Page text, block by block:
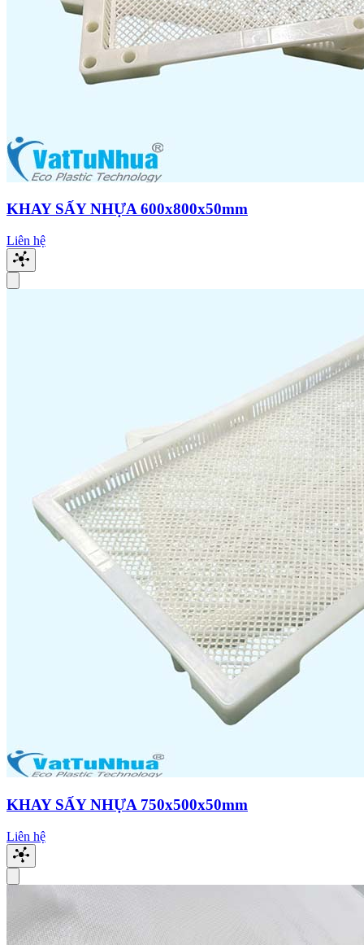
KHAY SẤY NHỰA 600x800x50mm
Liên hệ
KHAY SẤY NHỰA 750x500x50mm
Liên hệ